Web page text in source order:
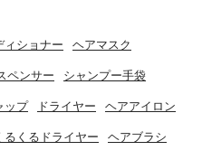
ィショナー ヘアマスク
ペンサー シャンプー手袋
ップ ドライヤー ヘアアイロン
るくるドライヤー ヘアブラシ